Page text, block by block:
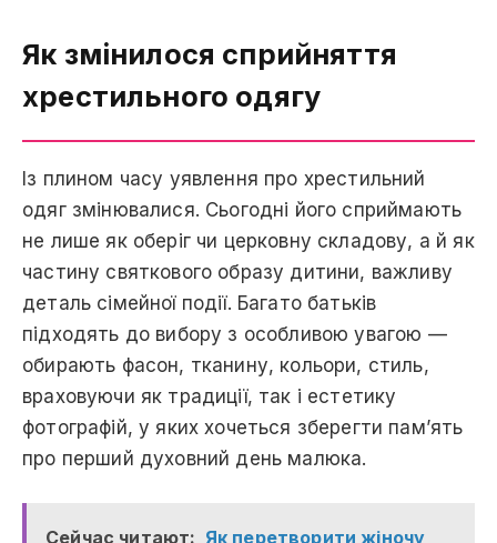
Як змінилося сприйняття
хрестильного одягу
Із плином часу уявлення про хрестильний
одяг змінювалися. Сьогодні його сприймають
не лише як оберіг чи церковну складову, а й як
частину святкового образу дитини, важливу
деталь сімейної події. Багато батьків
підходять до вибору з особливою увагою —
обирають фасон, тканину, кольори, стиль,
враховуючи як традиції, так і естетику
фотографій, у яких хочеться зберегти пам’ять
про перший духовний день малюка.
Сейчас читают: Як перетворити жіночу